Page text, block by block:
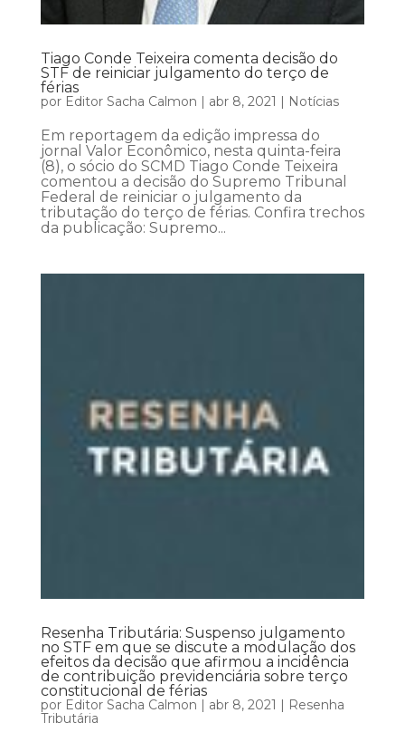
Tiago Conde Teixeira comenta decisão do
STF de reiniciar julgamento do terço de
férias
por Editor Sacha Calmon | abr 8, 2021 | Notícias
Em reportagem da edição impressa do
jornal Valor Econômico, nesta quinta-feira
(8), o sócio do SCMD Tiago Conde Teixeira
comentou a decisão do Supremo Tribunal
Federal de reiniciar o julgamento da
tributação do terço de férias. Confira trechos
da publicação: Supremo...
Resenha Tributária: Suspenso julgamento
no STF em que se discute a modulação dos
efeitos da decisão que afirmou a incidência
de contribuição previdenciária sobre terço
constitucional de férias
por Editor Sacha Calmon | abr 8, 2021 | Resenha
Tributária